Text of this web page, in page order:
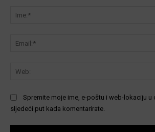
Spremite moje ime, e-poštu i web-lokaciju u
sljedeći put kada komentarirate.